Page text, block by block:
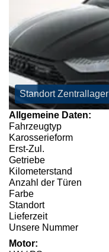
Standort Zentrallager
Allgemeine Daten:
Fahrzeugtyp
Karosserieform
Erst-Zul.
Getriebe
Kilometerstand
Anzahl der Türen
Farbe
Standort
Lieferzeit
Unsere Nummer
Motor: